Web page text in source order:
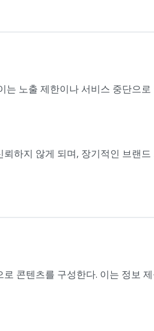
노출 제한이나 서비스 중단으로
하지 않게 되며, 장기적인 브랜드
콘텐츠를 구성한다. 이는 정보